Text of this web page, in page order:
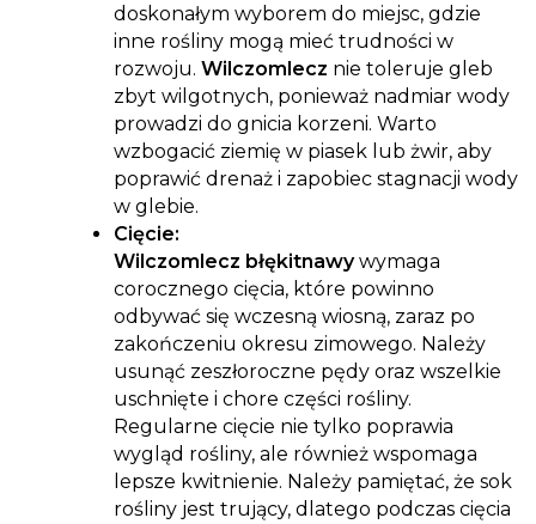
doskonałym wyborem do miejsc, gdzie
inne rośliny mogą mieć trudności w
rozwoju. Wilczomlecz nie toleruje gleb
zbyt wilgotnych, ponieważ nadmiar wody
prowadzi do gnicia korzeni. Warto
wzbogacić ziemię w piasek lub żwir, aby
poprawić drenaż i zapobiec stagnacji wody
w glebie.
Cięcie:
Wilczomlecz błękitnawywymaga
corocznego cięcia, które powinno
odbywać się wczesną wiosną, zaraz po
zakończeniu okresu zimowego. Należy
usunąć zeszłoroczne pędy oraz wszelkie
uschnięte i chore części rośliny.
Regularne cięcie nie tylko poprawia
wygląd rośliny, ale również wspomaga
lepsze kwitnienie. Należy pamiętać, że sok
rośliny jest trujący, dlatego podczas cięcia